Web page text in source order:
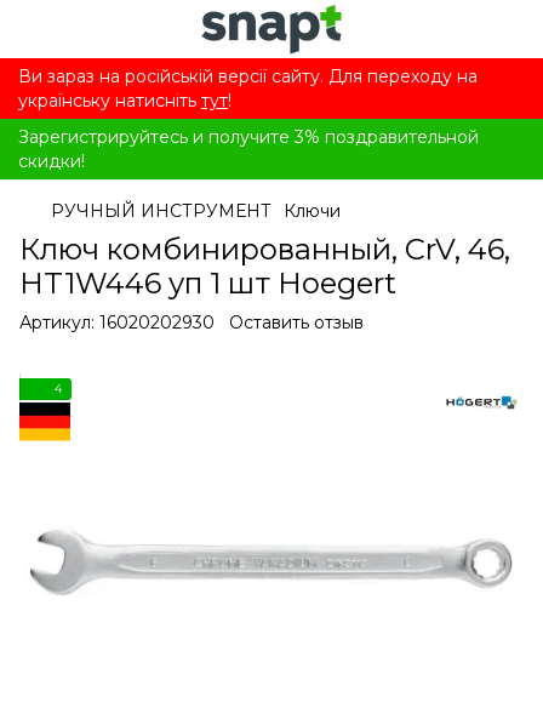
Ви зараз на російській версії сайту. Для переходу на
українську натисніть тут!
Зарегистрируйтесь и получите 3% поздравительной
скидки!
РУЧНЫЙ ИНСТРУМЕНТ Ключи
Ключ комбинированный, CrV, 46,
HT1W446 уп 1 шт Hoegert
Артикул: 16020202930 Оставить отзыв
4